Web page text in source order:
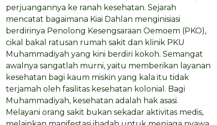
perjuangannya ke ranah kesehatan. Sejarah
mencatat bagaimana Kiai Dahlan menginisiasi
berdirinya Penolong Kesengsaraan Oemoem (PKO),
cikal bakal ratusan rumah sakit dan klinik PKU
Muhammadiyah yang kini berdiri kokoh. Semangat
awalnya sangatlah murni, yaitu memberikan layanan
kesehatan bagi kaum miskin yang kala itu tidak
terjamah oleh fasilitas kesehatan kolonial. Bagi
Muhammadiyah, kesehatan adalah hak asasi.
Melayani orang sakit bukan sekadar aktivitas medis,